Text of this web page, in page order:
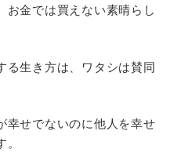
お金では買えない素晴らし
る生き方は、ワタシは賛同
幸せでないのに他人を幸せ